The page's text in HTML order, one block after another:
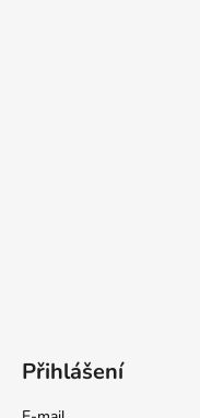
Přihlášení